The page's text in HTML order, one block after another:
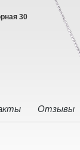
30
Отзывы